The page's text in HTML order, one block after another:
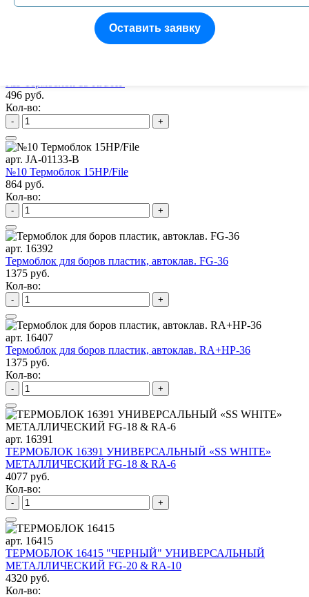
522 руб.
+
496 руб.
Кол-во:
- +
арт. JA-01133-B
№10 Термоблок 15HP/File
864 руб.
Кол-во:
- +
арт. 16392
Термоблок для боров пластик, автоклав. FG-36
1375 руб.
Кол-во:
- +
арт. 16407
Термоблок для боров пластик, автоклав. RA+HP-36
1375 руб.
Кол-во:
- +
арт. 16391
ТЕРМОБЛОК 16391 УНИВЕРСАЛЬНЫЙ «SS WHITE»
МЕТАЛЛИЧЕСКИЙ FG-18 & RA-6
4077 руб.
Кол-во:
- +
арт. 16415
ТЕРМОБЛОК 16415 "ЧЕРНЫЙ" УНИВЕРСАЛЬНЫЙ
МЕТАЛЛИЧЕСКИЙ FG-20 & RA-10
4320 руб.
Кол-во:
Оставить заявку